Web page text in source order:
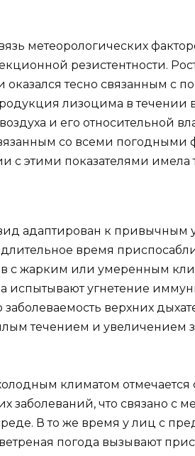
метеорологических
резистентности.
оказался тесно связанным с
лизоцима в течении
и его относительной
со всеми погодными
с этими показателями имела
адаптирован к привычным
время
с жарким или умеренным
испытывают угнетение
верхних
течением и увеличением
климатом
заболеваний, что связано с
В то же время у лиц с
погода вызывают